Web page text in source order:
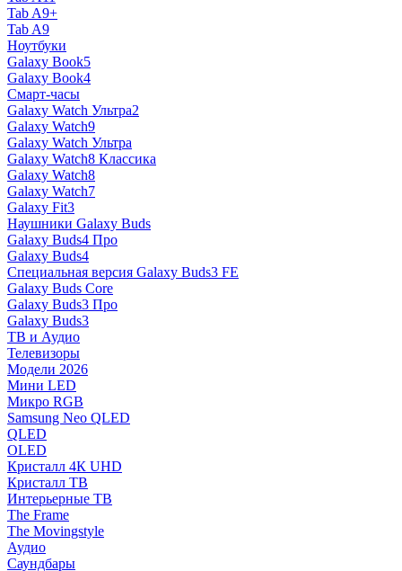
Tab A9+
Tab A9
Ноутбуки
Galaxy Book5
Galaxy Book4
Смарт-часы
Galaxy Watch Ультра2
Galaxy Watch9
Galaxy Watch Ультра
Galaxy Watch8 Классика
Galaxy Watch8
Galaxy Watch7
Galaxy Fit3
Наушники Galaxy Buds
Galaxy Buds4 Про
Galaxy Buds4
Специальная версия Galaxy Buds3 FE
Galaxy Buds Core
Galaxy Buds3 Про
Galaxy Buds3
ТВ и Аудио
Телевизоры
Модели 2026
Мини LED
Микро RGB
Samsung Neo QLED
QLED
OLED
Кристалл 4К UHD
Кристалл ТВ
Интерьерные ТВ
The Frame
The Movingstyle
Аудио
Саундбары